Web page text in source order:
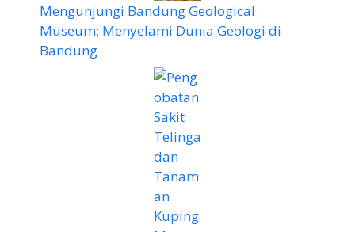
Mengunjungi Bandung Geological
Museum: Menyelami Dunia Geologi di
Bandung